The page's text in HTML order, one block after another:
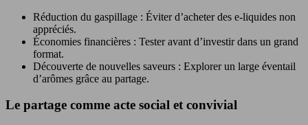
Réduction du gaspillage : Éviter d’acheter des e-liquides non
appréciés.
Économies financières : Tester avant d’investir dans un grand
format.
Découverte de nouvelles saveurs : Explorer un large éventail
d’arômes grâce au partage.
Le partage comme acte social et convivial